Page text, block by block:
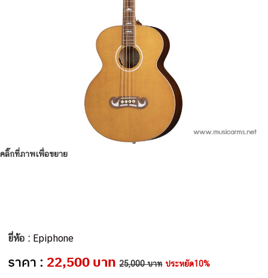
คลิ๊กที่ภาพเพื่อขยาย
ยี่ห้อ : Epiphone
ราคา : 22,500 บาท 25,000 บาท ประหยัด10%